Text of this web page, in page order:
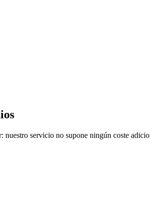
servicio no supone ningún coste